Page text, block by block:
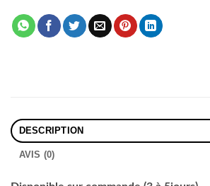
DESCRIPTION
AVIS (0)